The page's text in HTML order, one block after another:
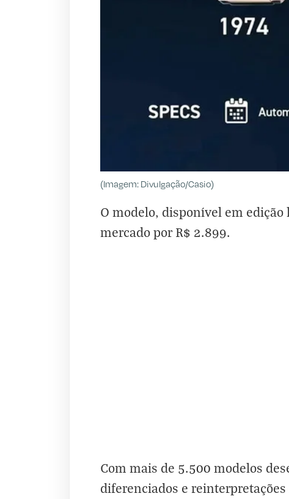
(Imagem: Divulgação/Casio)
O modelo, disponível em
mercado por R$ 2.899.
Com mais de 5.500 modelos
diferenciados e